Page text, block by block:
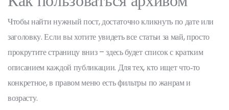
Чтобы найти нужный пост, достаточно кликнуть по дате или
заголовку. Если вы хотите увидеть все статьи за май, просто
прокрутите страницу вниз – здесь будет список с кратким
описанием каждой публикации. Для тех, кто ищет что‑то
конкретное, в правом меню есть фильтры по жанрам и
возрасту.